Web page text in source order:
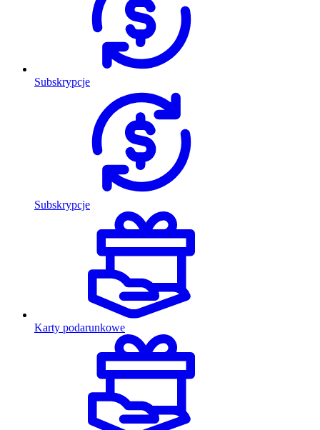
Subskrypcje
Subskrypcje
Karty podarunkowe